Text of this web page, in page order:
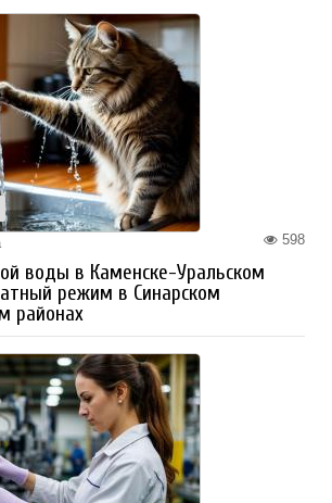
598
воды в Каменске-Уральском
режим в Синарском
районах